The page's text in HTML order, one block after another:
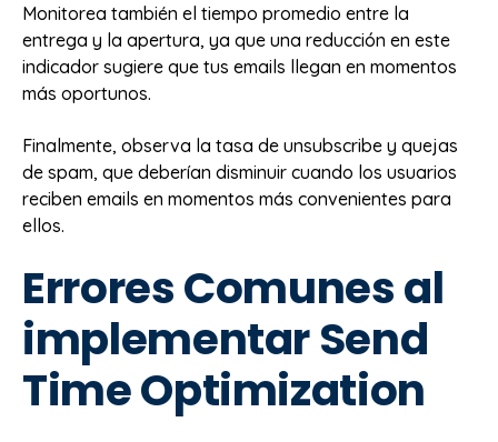
Monitorea también el tiempo promedio entre la
entrega y la apertura, ya que una reducción en este
indicador sugiere que tus emails llegan en momentos
más oportunos.
Finalmente, observa la tasa de unsubscribe y quejas
de spam, que deberían disminuir cuando los usuarios
reciben emails en momentos más convenientes para
ellos.
Errores Comunes al
implementar Send
Time Optimization